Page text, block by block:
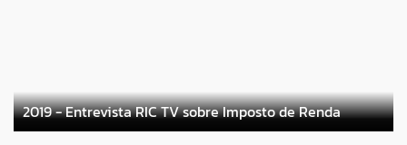
2019 - Entrevista RIC TV sobre Imposto de Renda